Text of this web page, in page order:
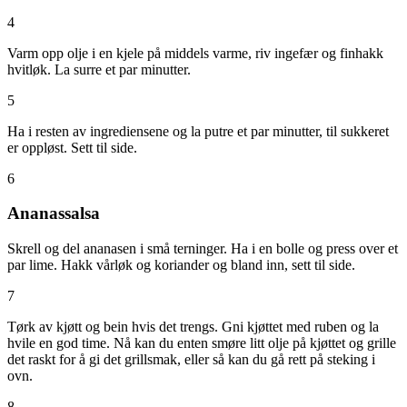
4
Varm opp olje i en kjele på middels varme, riv ingefær og finhakk
hvitløk. La surre et par minutter.
5
Ha i resten av ingrediensene og la putre et par minutter, til sukkeret
er oppløst. Sett til side.
6
Ananassalsa
Skrell og del ananasen i små terninger. Ha i en bolle og press over et
par lime. Hakk vårløk og koriander og bland inn, sett til side.
7
Tørk av kjøtt og bein hvis det trengs. Gni kjøttet med ruben og la
hvile en god time. Nå kan du enten smøre litt olje på kjøttet og grille
det raskt for å gi det grillsmak, eller så kan du gå rett på steking i
ovn.